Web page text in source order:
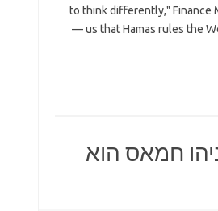
to think differently," Finance
us that Hamas rules the
חמאס הוא